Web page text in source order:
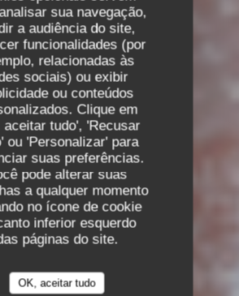
sua navegação,
a audiência do site,
funcionalidades (por
relacionadas às
sociais) ou exibir
ou conteúdos
Clique em
aceitar tudo', 'Recusar
ou 'Personalizar' para
suas preferências.
pode alterar suas
a qualquer momento
no ícone de cookie
inferior esquerdo
páginas do site.
OK, aceitar tudo